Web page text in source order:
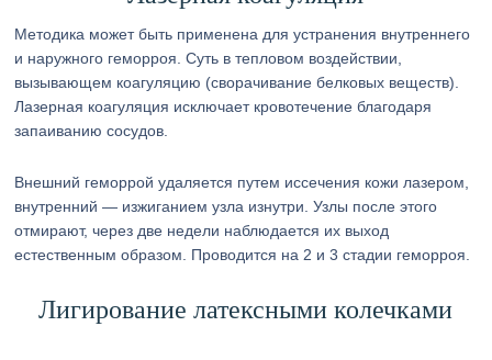
Методика может быть применена для устранения внутреннего
и наружного геморроя. Суть в тепловом воздействии,
вызывающем коагуляцию (сворачивание белковых веществ).
Лазерная коагуляция исключает кровотечение благодаря
запаиванию сосудов.
Внешний геморрой удаляется путем иссечения кожи лазером,
внутренний — изжиганием узла изнутри. Узлы после этого
отмирают, через две недели наблюдается их выход
естественным образом. Проводится на 2 и 3 стадии геморроя.
Лигирование латексными колечками